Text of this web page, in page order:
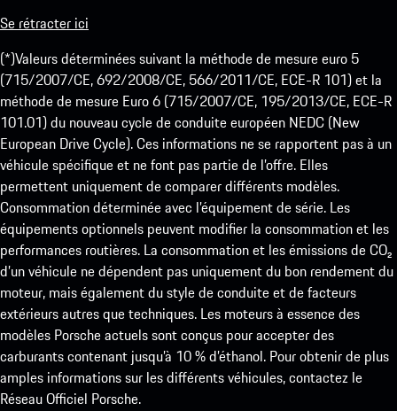
Se rétracter ici
(*)Valeurs déterminées suivant la méthode de mesure euro 5
(715/2007/CE, 692/2008/CE, 566/2011/CE, ECE-R 101) et la
méthode de mesure Euro 6 (715/2007/CE, 195/2013/CE, ECE-R
101.01) du nouveau cycle de conduite européen NEDC (New
European Drive Cycle). Ces informations ne se rapportent pas à un
véhicule spécifique et ne font pas partie de l’offre. Elles
permettent uniquement de comparer différents modèles.
Consommation déterminée avec l’équipement de série. Les
équipements optionnels peuvent modifier la consommation et les
performances routières. La consommation et les émissions de CO₂
d’un véhicule ne dépendent pas uniquement du bon rendement du
moteur, mais également du style de conduite et de facteurs
extérieurs autres que techniques. Les moteurs à essence des
modèles Porsche actuels sont conçus pour accepter des
carburants contenant jusqu’à 10 % d’éthanol. Pour obtenir de plus
amples informations sur les différents véhicules, contactez le
Réseau Officiel Porsche.